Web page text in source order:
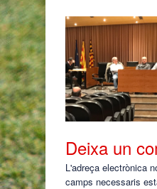
Deixa un
L'adreça electrònica
camps necessaris